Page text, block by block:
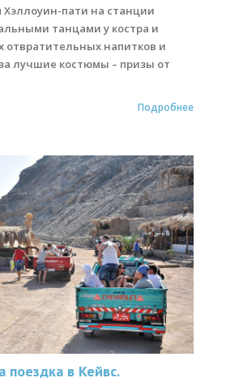
Хэллоуин-пати на станции
танцами у костра и
отвратительных напитков и
лучшие костюмы – призы от
Подробнее
поездка в Кейвс.